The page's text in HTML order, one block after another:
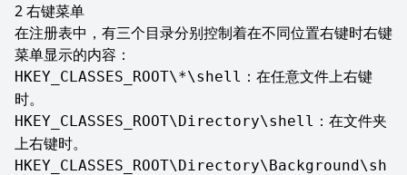
右键菜单
在注册表中，有三个目录分别控制着在不同位置右键时右键
菜单显示的内容：
HKEY_CLASSES_ROOT\*\shell ：在任意文件上右键
时。
HKEY_CLASSES_ROOT\Directory\shell ：在文件夹
上右键时。
HKEY_CLASSES_ROOT\Directory\Background\sh